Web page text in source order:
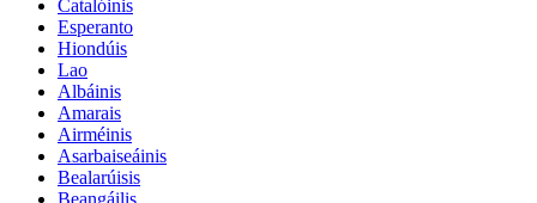
Catalóinis
Esperanto
Hiondúis
Lao
Albáinis
Amarais
Airméinis
Asarbaiseáinis
Bealarúisis
Beangáilis